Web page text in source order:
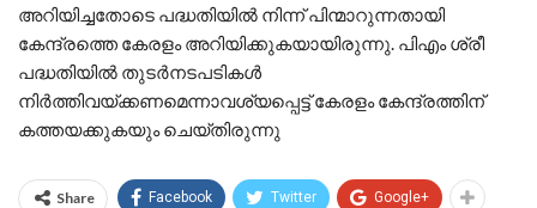
അറിയിച്ചതോടെ പദ്ധതിയിൽ നിന്ന് പിന്മാറുന്നതായി
കേന്ദ്രത്തെ കേരളം അറിയിക്കുകയായിരുന്നു. പിഎം ശ്രീ
പദ്ധതിയിൽ തുടർനടപടികൾ
നിർത്തിവയ്‌ക്കണമെന്നാവശ്യപ്പെട്ട് കേരളം കേന്ദ്രത്തിന്
കത്തയക്കുകയും ചെയ്‌തിരുന്നു
Share Facebook Twitter Google+